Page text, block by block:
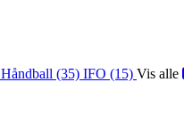
Håndball (35) IFO (15) Vis alle